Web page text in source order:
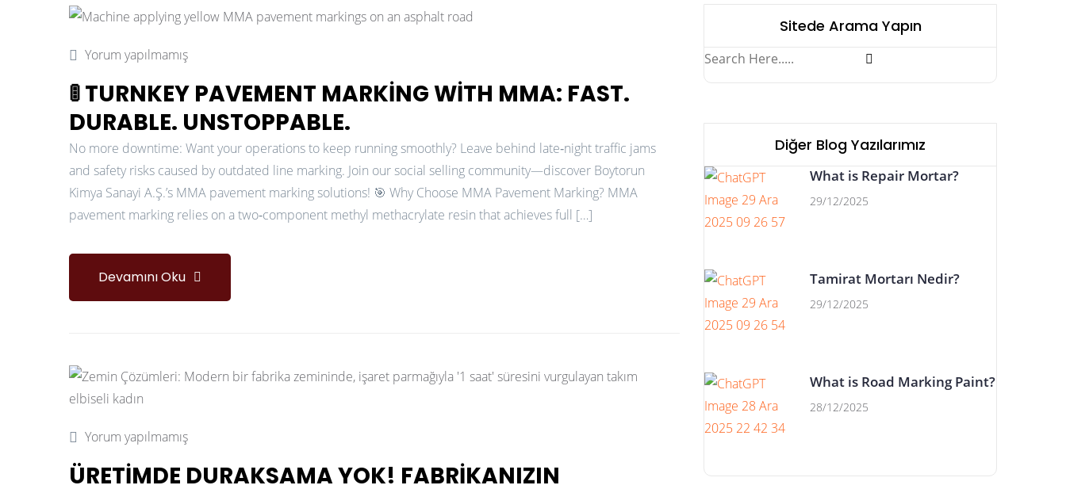
Yorum yapılmamış
🚦 TURNKEY PAVEMENT MARKING WITH MMA: FAST.
DURABLE. UNSTOPPABLE.
No more downtime: Want your operations to keep running smoothly? Leave behind late‑night traffic jams
and safety risks caused by outdated line marking. Join our social selling community—discover Boytorun
Kimya Sanayi A.Ş.’s MMA pavement marking solutions! 🎯 Why Choose MMA Pavement Marking? MMA
pavement marking relies on a two‑component methyl methacrylate resin that achieves full […]
Devamını Oku
Yorum yapılmamış
ÜRETIMDE DURAKSAMA YOK! FABRIKANIZIN
Sitede Arama Yapın
Diğer Blog Yazılarımız
What is Repair Mortar?
29/12/2025
Tamirat Mortarı Nedir?
29/12/2025
What is Road Marking Paint?
28/12/2025